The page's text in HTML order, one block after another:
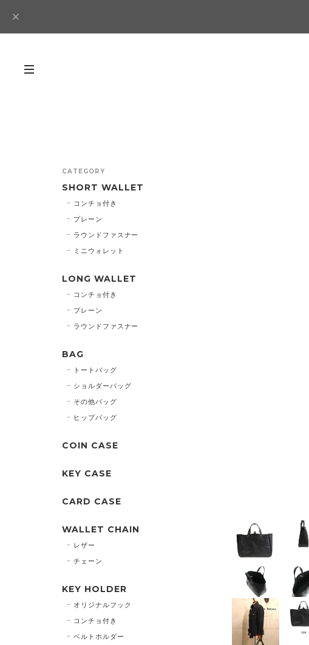
CATEGORY
SHORT WALLET
コンチョ付き
プレーン
ラウンドファスナー
ミニウォレット
LONG WALLET
コンチョ付き
プレーン
ラウンドファスナー
BAG
トートバッグ
ショルダーバッグ
その他バッグ
ヒップバッグ
COIN CASE
KEY CASE
CARD CASE
WALLET CHAIN
レザー
チェーン
KEY HOLDER
オリジナルフック
コンチョ付き
ベルトホルダー